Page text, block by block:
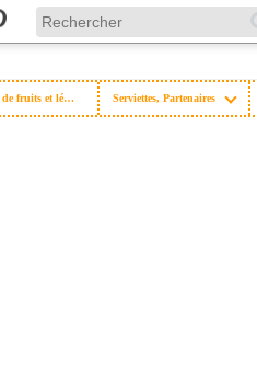
Sculpture de fruits et légumes Serviettes, Partenaires